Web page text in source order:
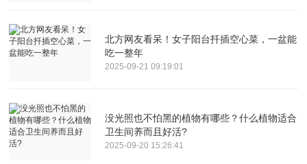
北方网友看呆！女子阳台扦插空心菜，一盆能
吃一整年
2025-09-21 09:19:01
没光照也不怕黑的植物有哪些？什么植物适合
卫生间养而且好活?
2025-09-20 15:26:41